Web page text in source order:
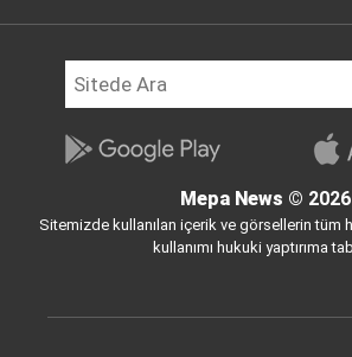
Mepa News © 2026
Sitemizde kullanılan içerik ve görsellerin tüm
kullanımı hukuki yaptırıma